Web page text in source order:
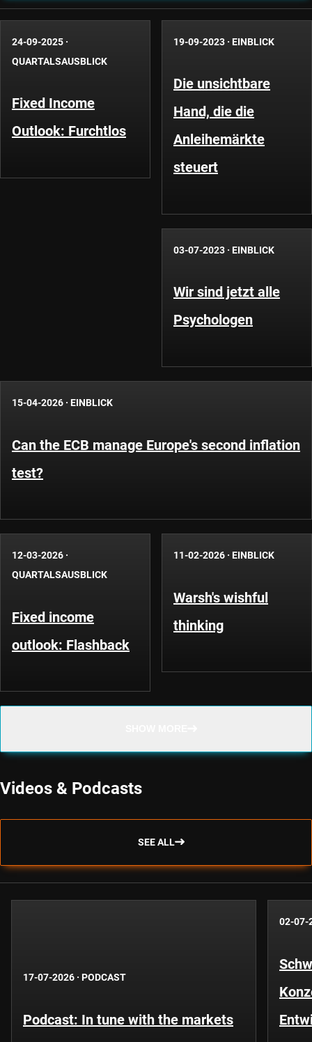
24-09-2025 ·
QUARTALSAUSBLICK
Fixed Income
Outlook: Furchtlos
19-09-2023 · EINBLICK
Die unsichtbare
Hand, die die
Anleihemärkte
steuert
03-07-2023 · EINBLICK
Wir sind jetzt alle
Psychologen
15-04-2026 · EINBLICK
Can the ECB manage Europe's second inflation
test?
12-03-2026 ·
QUARTALSAUSBLICK
Fixed income
outlook: Flashback
11-02-2026 · EINBLICK
Warsh's wishful
thinking
Videos & Podcasts
SEE ALL
17-07-2026 · PODCAST
Podcast: In tune with the markets
02-07-